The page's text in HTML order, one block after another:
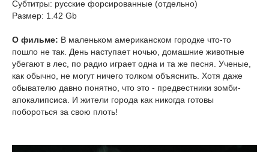
Субтитры: русские форсированные (отдельно)
Размер: 1.42 Gb
О фильме: В маленьком американском городке что-то
пошло не так. День наступает ночью, домашние животные
убегают в лес, по радио играет одна и та же песня. Ученые,
как обычно, не могут ничего толком объяснить. Хотя даже
обывателю давно понятно, что это - предвестники зомби-
апокалипсиса. И жители города как никогда готовы
побороться за свою плоть!